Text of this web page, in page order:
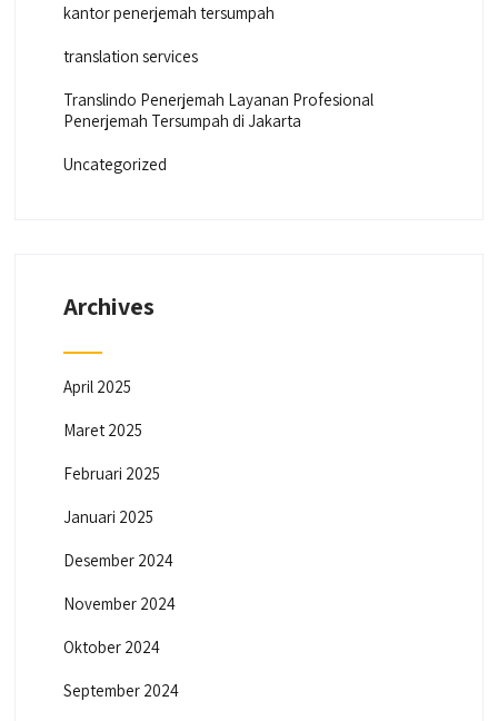
kantor penerjemah tersumpah
translation services
Translindo Penerjemah Layanan Profesional
Penerjemah Tersumpah di Jakarta
Uncategorized
Archives
April 2025
Maret 2025
Februari 2025
Januari 2025
Desember 2024
November 2024
Oktober 2024
September 2024